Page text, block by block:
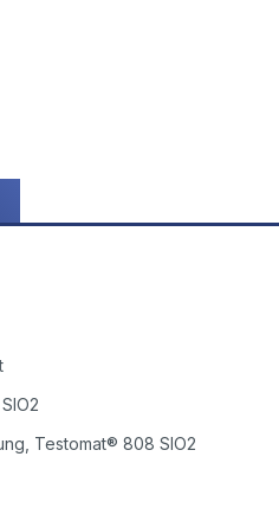
Testomat® 808 SIO2